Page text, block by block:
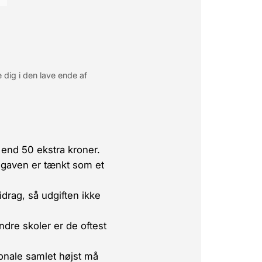
i den lave ende af
50 ekstra kroner.
er tænkt som et
så udgiften ikke
skoler er de oftest
samlet højst må